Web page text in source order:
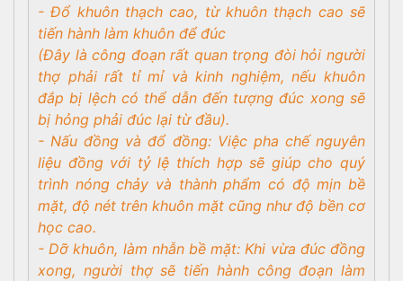
- Đổ khuôn thạch cao, từ khuôn thạch cao sẽ
tiến hành làm khuôn để đúc
(Đây là công đoạn rất quan trọng đòi hỏi người
thợ phải rất tỉ mỉ và kinh nghiệm, nếu khuôn
đắp bị lệch có thể dẫn đến tượng đúc xong sẽ
bị hỏng phải đúc lại từ đầu).
- Nấu đồng và đổ đồng: Việc pha chế nguyên
liệu đồng với tỷ lệ thích hợp sẽ giúp cho quý
trình nóng chảy và thành phẩm có độ mịn bề
mặt, độ nét trên khuôn mặt cũng như độ bền cơ
học cao.
- Dỡ khuôn, làm nhẫn bề mặt: Khi vừa đúc đồng
xong, người thợ sẽ tiến hành công đoạn làm